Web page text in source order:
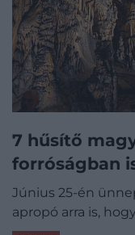
7 hűsítő
forróságban
Június 25-én
apropó arra is,